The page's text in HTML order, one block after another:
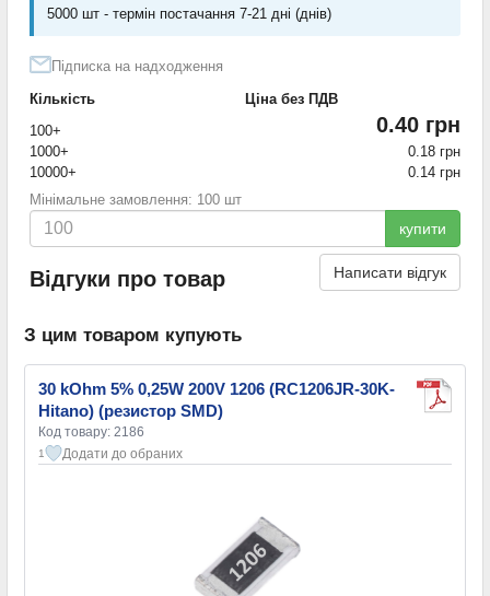
5000 шт - термін постачання 7-21 дні (днів)
Підписка на надходження
Кількість
Ціна без ПДВ
100+
0.40 грн
1000+
0.18 грн
10000+
0.14 грн
Мінімальне замовлення: 100 шт
купити
Відгуки про товар Написати відгук
З цим товаром купують
30 kOhm 5% 0,25W 200V 1206 (RC1206JR-30K-
Hitano) (резистор SMD)
Код товару: 2186
1 Додати до обраних